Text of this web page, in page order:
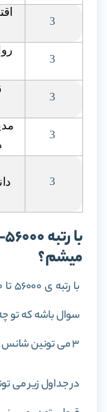
3
3
3
3
3
میشم؟
3 می تونین شانس قبولی بیشتری داشته باشین.